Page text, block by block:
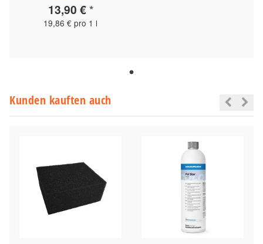
13,90 €*
19,86 € pro 1 l
Kunden kauften auch